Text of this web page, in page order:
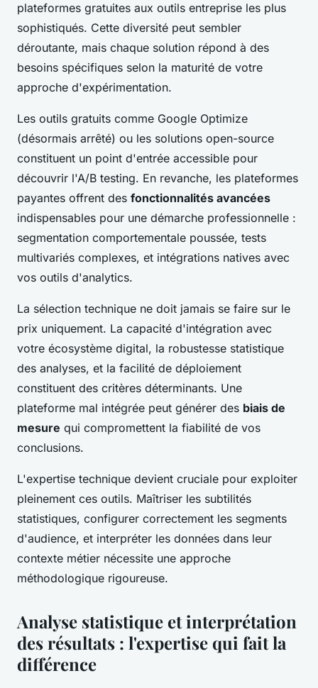
plateformes gratuites aux outils entreprise les plus
sophistiqués. Cette diversité peut sembler
déroutante, mais chaque solution répond à des
besoins spécifiques selon la maturité de votre
approche d'expérimentation.
Les outils gratuits comme Google Optimize
(désormais arrêté) ou les solutions open-source
constituent un point d'entrée accessible pour
découvrir l'A/B testing. En revanche, les plateformes
payantes offrent des fonctionnalités avancées
indispensables pour une démarche professionnelle :
segmentation comportementale poussée, tests
multivariés complexes, et intégrations natives avec
vos outils d'analytics.
La sélection technique ne doit jamais se faire sur le
prix uniquement. La capacité d'intégration avec
votre écosystème digital, la robustesse statistique
des analyses, et la facilité de déploiement
constituent des critères déterminants. Une
plateforme mal intégrée peut générer des biais de
mesure qui compromettent la fiabilité de vos
conclusions.
L'expertise technique devient cruciale pour exploiter
pleinement ces outils. Maîtriser les subtilités
statistiques, configurer correctement les segments
d'audience, et interpréter les données dans leur
contexte métier nécessite une approche
méthodologique rigoureuse.
Analyse statistique et interprétation
des résultats : l'expertise qui fait la
différence